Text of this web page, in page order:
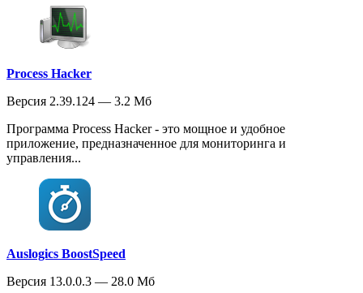
Process Hacker
Версия 2.39.124 — 3.2 Мб
Программа Process Hacker - это мощное и удобное
приложение, предназначенное для мониторинга и
управления...
Auslogics BoostSpeed
Версия 13.0.0.3 — 28.0 Мб